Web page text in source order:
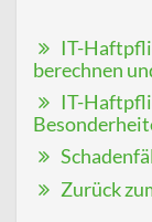
IT-
berechnen
IT-
Zurück